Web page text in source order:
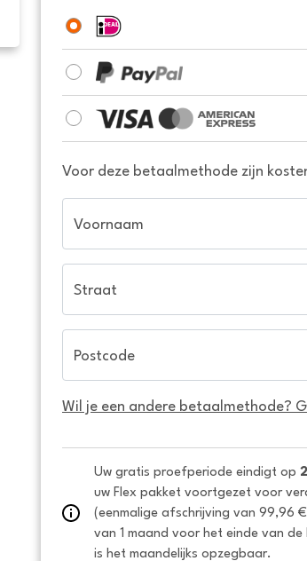
Voor deze betaalmethode zijn
Voornaam
Straat
Postcode
Wil je een andere betaalmethode?
Uw gratis proefperiode eindigt op
uw Flex pakket voortgezet voor
(eenmalige afschrijving van 99,96
van 1 maand voor het einde van
is het maandelijks opzegbaar.